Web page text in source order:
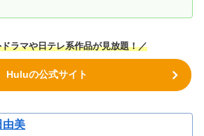
ラマや日テレ系作品が見放題！／
Huluの公式サイト
由美